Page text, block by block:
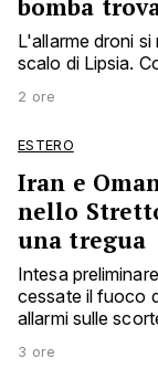
bomba
L'allarme droni
scalo di Lipsia.
2 ore
ESTERO
Iran e
nello
una tregua
Intesa
cessate il fuoco
allarmi sulle
3 ore